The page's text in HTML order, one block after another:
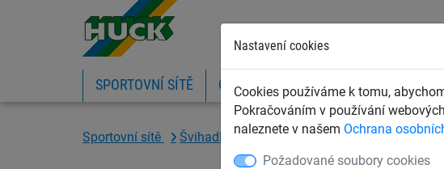
Nastavení cookies
Cookies používáme k tomu,
Pokračováním v používání
naleznete v našem Ochrana
Požadované soubory cookies
SPORTOVNÍ SÍTĚ OCHRANNÉ SÍTĚ A PLACHTY
Sportovní sítě Švihadla a lana Přetahovací lana